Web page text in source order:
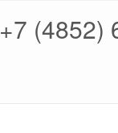
+7 (4852)